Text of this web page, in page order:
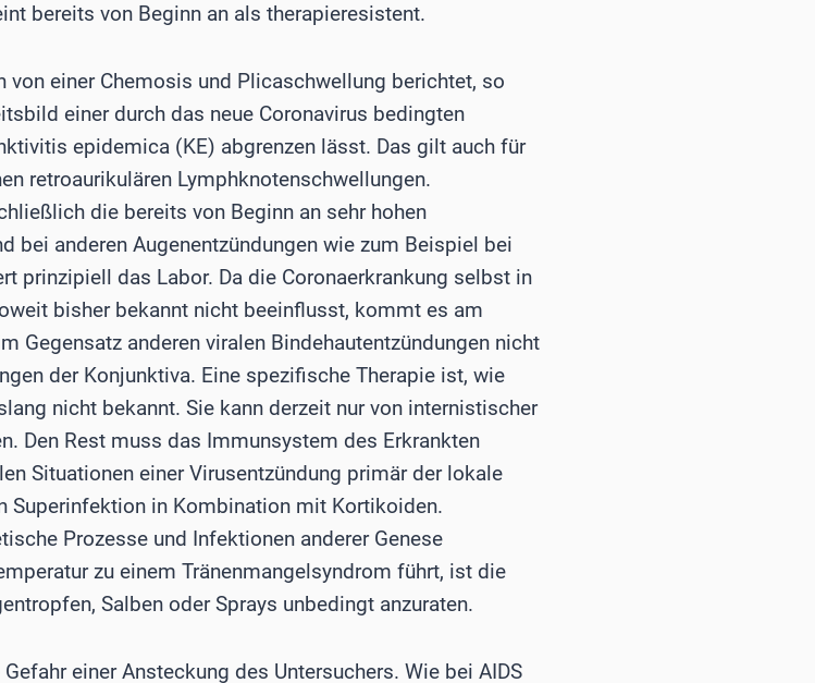
bereits von Beginn an als therapieresistent.
einer Chemosis und Plicaschwellung berichtet, so
einer durch das neue Coronavirus bedingten
epidemica (KE) abgrenzen lässt. Das gilt auch für
retroaurikulären Lymphknotenschwellungen.
die bereits von Beginn an sehr hohen
bei anderen Augenentzündungen wie zum Beispiel bei
prinzipiell das Labor. Da die Coronaerkrankung selbst in
bisher bekannt nicht beeinflusst, kommt es am
Gegensatz anderen viralen Bindehautentzündungen nicht
der Konjunktiva. Eine spezifische Therapie ist, wie
nicht bekannt. Sie kann derzeit nur von internistischer
Den Rest muss das Immunsystem des Erkrankten
Situationen einer Virusentzündung primär der lokale
Superinfektion in Kombination mit Kortikoiden.
Prozesse und Infektionen anderer Genese
zu einem Tränenmangelsyndrom führt, ist die
Salben oder Sprays unbedingt anzuraten.
einer Ansteckung des Untersuchers. Wie bei AIDS